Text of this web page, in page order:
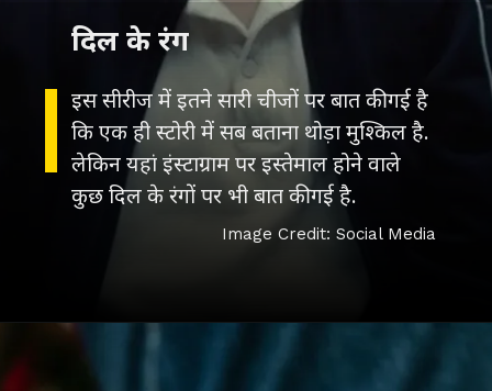
इस सीरीज में इतने सारी चीजों पर बात की गई है
कि एक ही स्टोरी में सब बताना थोड़ा मुश्किल है.
लेकिन यहां इंस्टाग्राम पर इस्तेमाल होने वाले
कुछ दिल के रंगों पर भी बात की गई है.
दिल के रंग